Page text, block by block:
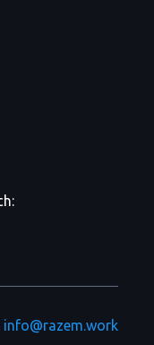
info@razem.work